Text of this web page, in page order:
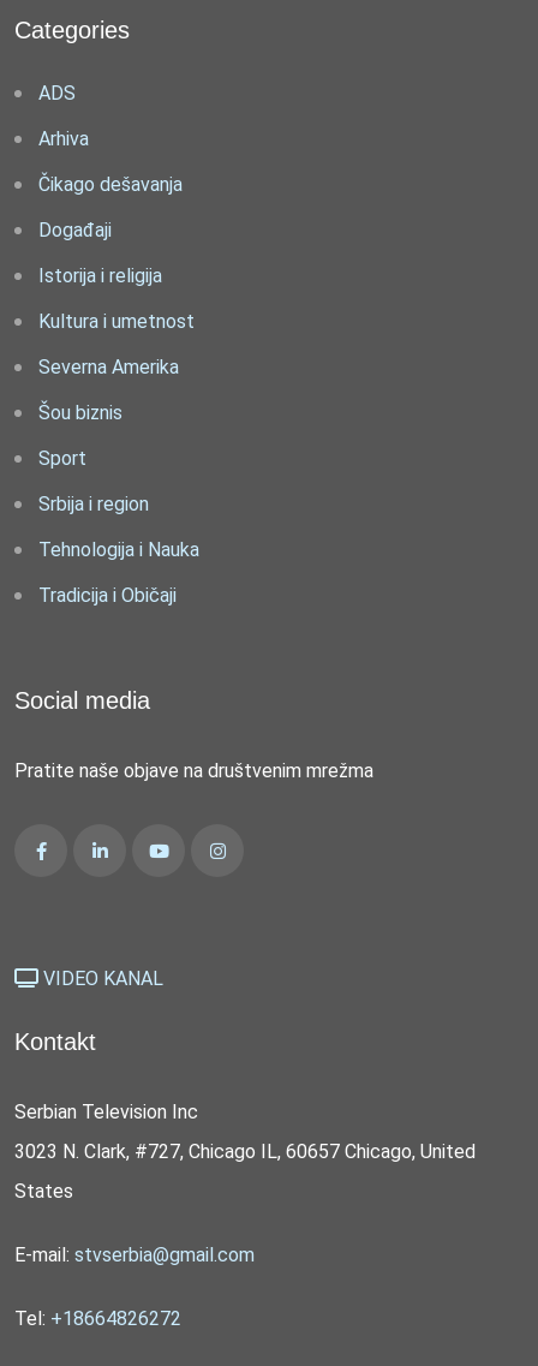
Categories
ADS
Arhiva
Čikago dešavanja
Događaji
Istorija i religija
Kultura i umetnost
Severna Amerika
Šou biznis
Sport
Srbija i region
Tehnologija i Nauka
Tradicija i Običaji
Social media
Pratite naše objave na društvenim mrežma
VIDEO KANAL
Kontakt
Serbian Television Inc
3023 N. Clark, #727, Chicago IL, 60657 Chicago, United
States
E-mail: stvserbia@gmail.com
Tel: +18664826272